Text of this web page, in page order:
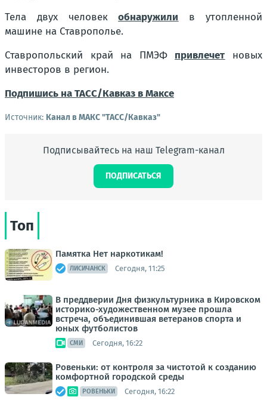
Тела двух человекобнаружили в утопленной
машине на Ставрополье.
Ставропольский край на ПМЭФ привлечет новых
инвесторов в регион.
Подпишись на ТАСС/Кавказ в Максе
Источник: Канал в МАКС "ТАСС/Кавказ"
Подписывайтесь на наш Telegram-канал
ПОДПИСАТЬСЯ
Топ
Памятка Нет наркотикам!
ЛИСИЧАНСК Сегодня, 11:25
В преддверии Дня физкультурника в Кировском
историко-художественном музее прошла
встреча, объединившая ветеранов спорта и
юных футболистов
СМИ Сегодня, 16:22
Ровеньки: от контроля за чистотой к созданию
комфортной городской среды
РОВЕНЬКИ Сегодня, 16:22